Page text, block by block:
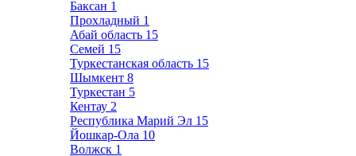
Баксан 1
Прохладный 1
Абай область 15
Семей 15
Туркестанская область 15
Шымкент 8
Туркестан 5
Кентау 2
Республика Марий Эл 15
Йошкар-Ола 10
Волжск 1